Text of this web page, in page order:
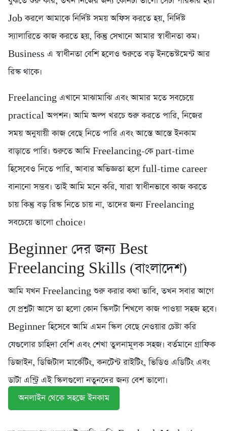
Job করলে আমাকে নির্দিষ্ট সময় অফিস করতে হয়, নির্দিষ্ট
স্যালারিতে কাজ করতে হয়, কিন্তু সেখানে আমার স্বাধীনতা কম।
Business এ স্বাধীনতা বেশি হলেও শুরুতে বড় ইনভেস্টমেন্ট আর
রিস্ক থাকে।
Freelancing এখানে মাঝামাঝি এবং আমার মতে সবচেয়ে
practical অপশন। আমি অল্প খরচে শুরু করতে পারি, নিজের
সময় অনুযায়ী কাজ বেছে নিতে পারি এবং আস্তে আস্তে ইনকাম
বাড়াতে পারি। শুরুতে আমি Freelancing-কে part-time
হিসেবেও নিতে পারি, আবার অভিজ্ঞতা হলে full-time career
বানানো সম্ভব। তাই আমি মনে করি, যারা স্বাধীনভাবে কাজ করতে
চায় কিন্তু বড় রিস্ক নিতে চায় না, তাদের জন্য Freelancing
সবচেয়ে ভালো choice।
Beginner দের জন্য Best
Freelancing Skills (বাংলাদেশ)
আমি যখন Freelancing শুরু করার কথা ভাবি, তখন সবার আগে
যে প্রশ্নটা আসে তা হলো কোন স্কিলটা শিখলে কাজ পাওয়া সহজ হবে।
Beginner হিসেবে আমি এমন স্কিল বেছে নেওয়ার চেষ্টা করি
যেগুলোর চাহিদা বেশি এবং শেখা তুলনামূলক সহজ। বর্তমানে গ্রাফিক
ডিজাইন, ডিজিটাল মার্কেটিং, কনটেন্ট রাইটিং, ভিডিও এডিটিং এবং
ডাটা এন্ট্রি এই স্কিলগুলো নতুনদের জন্য বেশ ভালো।
অনলাইন থেকে সহজে ইনকাম